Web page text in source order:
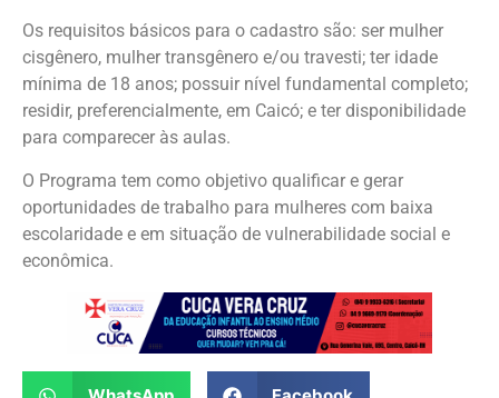
Os requisitos básicos para o cadastro são: ser mulher
cisgênero, mulher transgênero e/ou travesti; ter idade
mínima de 18 anos; possuir nível fundamental completo;
residir, preferencialmente, em Caicó; e ter disponibilidade
para comparecer às aulas.
O Programa tem como objetivo qualificar e gerar
oportunidades de trabalho para mulheres com baixa
escolaridade e em situação de vulnerabilidade social e
econômica.